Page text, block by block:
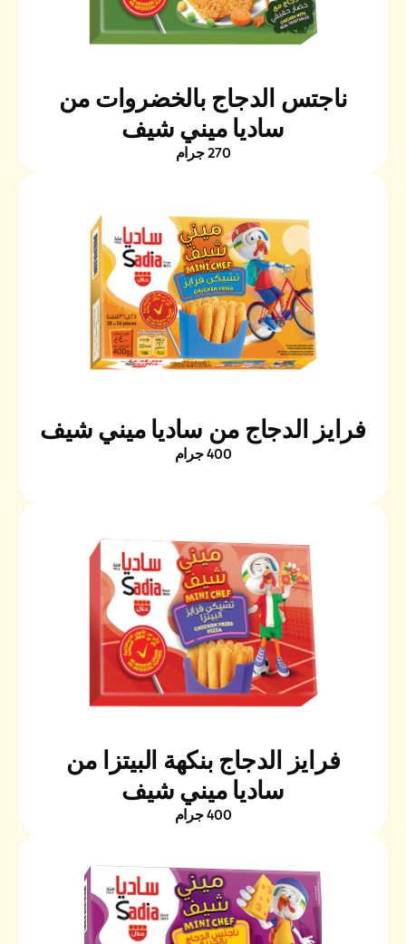
ناجتس الدجاج بالخضروات من
ساديا ميني شيف
270 جرام
فرايز الدجاج من ساديا ميني شيف
400 جرام
فرايز الدجاج بنكهة البيتزا من
ساديا ميني شيف
400 جرام